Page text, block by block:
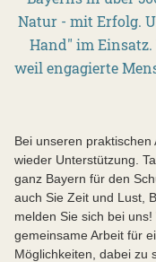
Natur - mit Erfolg.
Hand" im
weil engagierte
Bei unseren
wieder Unterstützung.
ganz Bayern für den
auch Sie Zeit und Lust,
melden Sie sich bei
gemeinsame Arbeit für
Möglichkeiten, dabei zu